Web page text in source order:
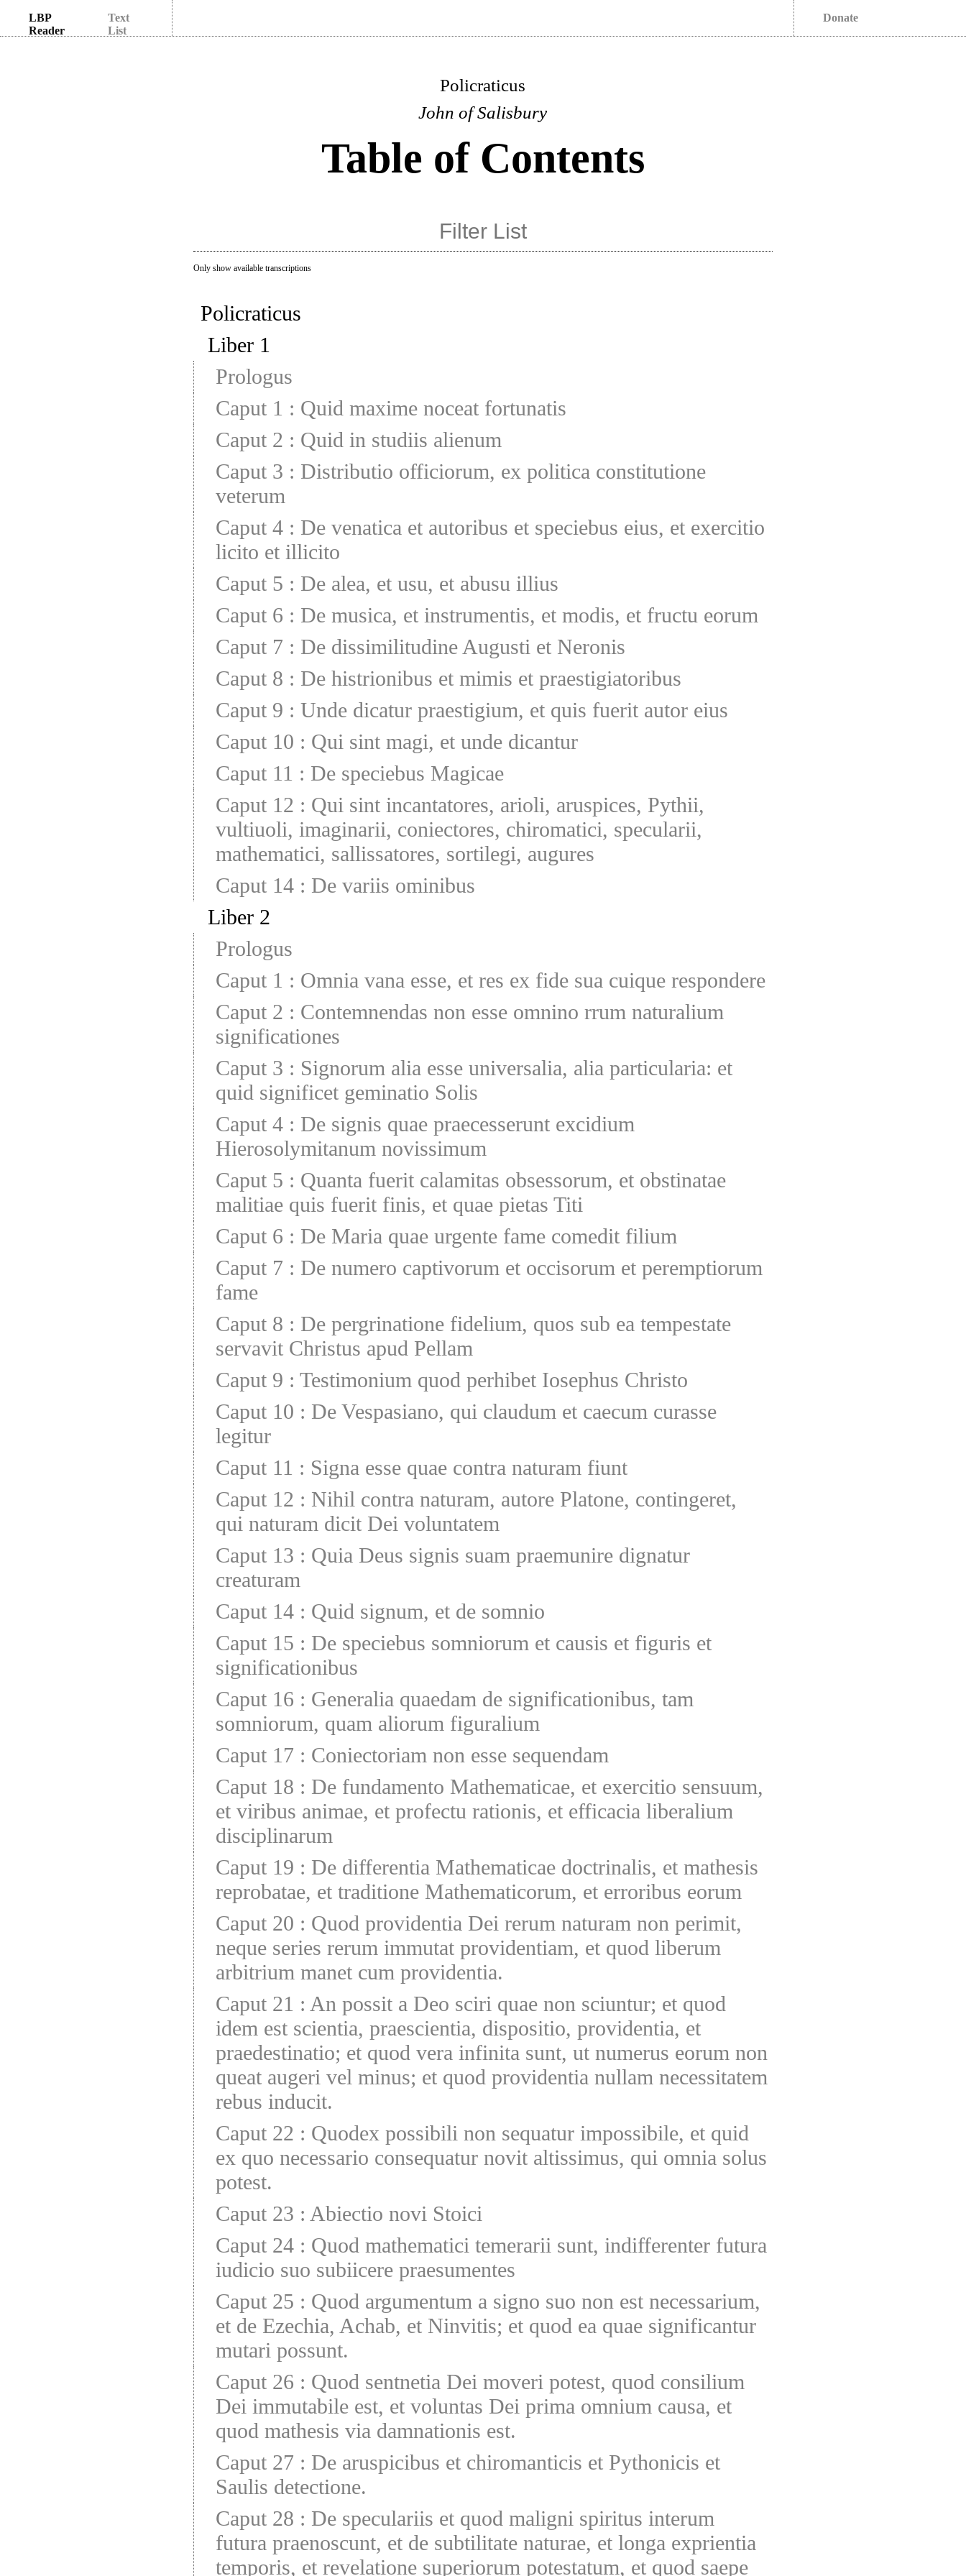
LBP
Reader
Text
List
Donate
Policraticus
John of Salisbury
Table of Contents
Only show available transcriptions
Policraticus
Liber 1
Prologus
Caput 1 : Quid maxime noceat fortunatis
Caput 2 : Quid in studiis alienum
Caput 3 : Distributio officiorum, ex politica constitutione
veterum
Caput 4: De venatica et autoribus et speciebus eius, et exercitio
licito et illicito
Caput 5 : De alea, et usu, et abusu illius
Caput 6 : De musica, et instrumentis, et modis, et fructu eorum
Caput 7 : De dissimilitudine Augusti et Neronis
Caput 8 : De histrionibus et mimis et praestigiatoribus
Caput 9 : Unde dicatur praestigium, et quis fuerit autor eius
Caput 10 : Qui sint magi, et unde dicantur
Caput 11 : De speciebus Magicae
Caput 12 : Qui sint incantatores, arioli, aruspices, Pythii,
vultiuoli, imaginarii, coniectores, chiromatici, specularii,
mathematici, sallissatores, sortilegi, augures
Caput 14: De variis ominibus
Liber 2
Prologus
Caput 1 : Omnia vana esse, et res ex fide sua cuique respondere
Caput 2 : Contemnendas non esse omnino rrum naturalium
significationes
Caput 3 : Signorum alia esse universalia, alia particularia: et
quid significet geminatio Solis
Caput 4: De signis quae praecesserunt excidium
Hierosolymitanum novissimum
Caput 5 : Quanta fuerit calamitas obsessorum, et obstinatae
malitiae quis fuerit finis, et quae pietas Titi
Caput 6 : De Maria quae urgente fame comedit filium
Caput 7 : De numero captivorum et occisorum et peremptiorum
fame
Caput 8 : De pergrinatione fidelium, quos sub ea tempestate
servavit Christus apud Pellam
Caput 9 : Testimonium quod perhibet Iosephus Christo
Caput 10 : De Vespasiano, qui claudum et caecum curasse
legitur
Caput 11 : Signa esse quae contra naturam fiunt
Caput 12 : Nihil contra naturam, autore Platone, contingeret,
qui naturam dicit Dei voluntatem
Caput 13 : Quia Deus signis suam praemunire dignatur
creaturam
Caput 14: Quid signum, et de somnio
Caput 15 : De speciebus somniorum et causis et figuris et
significationibus
Caput 16 : Generalia quaedam de significationibus, tam
somniorum, quam aliorum figuralium
Caput 17 : Coniectoriam non esse sequendam
Caput 18 : De fundamento Mathematicae, et exercitio sensuum,
et viribus animae, et profectu rationis, et efficacia liberalium
disciplinarum
Caput 19 : De differentia Mathematicae doctrinalis, et mathesis
reprobatae, et traditione Mathematicorum, et erroribus eorum
Caput 20 : Quod providentia Dei rerum naturam non perimit,
neque series rerum immutat providentiam, et quod liberum
arbitrium manet cum providentia.
Caput 21 : An possit a Deo sciri quae non sciuntur; et quod
idem est scientia, praescientia, dispositio, providentia, et
praedestinatio; et quod vera infinita sunt, ut numerus eorum non
queat augeri vel minus; et quod providentia nullam necessitatem
rebus inducit.
Caput 22 : Quodex possibili non sequatur impossibile, et quid
ex quo necessario consequatur novit altissimus, qui omnia solus
potest.
Caput 23 : Abiectio novi Stoici
Caput 24: Quod mathematici temerarii sunt, indifferenter futura
iudicio suo subiicere praesumentes
Caput 25 : Quod argumentum a signo suo non est necessarium,
et de Ezechia, Achab, et Ninvitis; et quod ea quae significantur
mutari possunt.
Caput 26 : Quod sentnetia Dei moveri potest, quod consilium
Dei immutabile est, et voluntas Dei prima omnium causa, et
quod mathesis via damnationis est.
Caput 27 : De aruspicibus et chiromanticis et Pythonicis et
Saulis detectione.
Caput 28 : De speculariis et quod maligni spiritus interum
futura praenoscunt, et de subtilitate naturae, et longa exprientia
temporis, et revelatione superiorum potestatum, et quod saepe